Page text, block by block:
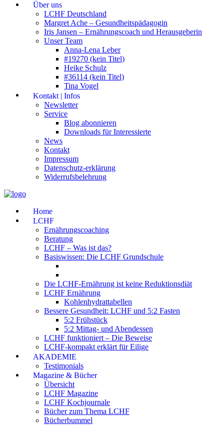
Über uns
LCHF Deutschland
Margret Ache – Gesundheitspädagogin
Iris Jansen – Ernährungscoach und Herausgeberin
Unser Team
Anna-Lena Leber
#19270 (kein Titel)
Heike Schulz
#36114 (kein Titel)
Tina Vogel
Kontakt | Infos
Newsletter
Service
Blog abonnieren
Downloads für Interessierte
News
Kontakt
Impressum
Datenschutz-erklärung
Widerrufsbelehrung
Home
LCHF
Ernährungscoaching
Beratung
LCHF – Was ist das?
Basiswissen: Die LCHF Grundschule
Die LCHF-Ernährung ist keine Reduktionsdiät
LCHF Ernährung
Kohlenhydrattabellen
Bessere Gesundheit: LCHF und 5:2 Fasten
5:2 Frühstück
5:2 Mittag- und Abendessen
LCHF funktioniert – Die Beweise
LCHF-kompakt erklärt für Eilige
AKADEMIE
Testimonials
Magazine & Bücher
Übersicht
LCHF Magazine
LCHF Kochjournale
Bücher zum Thema LCHF
Bücherbummel